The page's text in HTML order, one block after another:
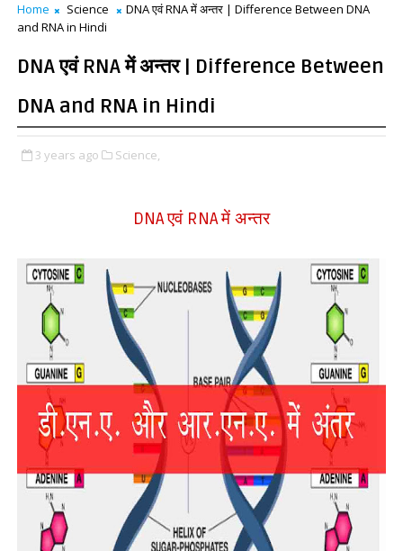
Home Science
DNA एवं RNA में अन्तर | Difference Between DNA
and RNA in Hindi
DNA एवं RNA में अन्तर | Difference Between
DNA and RNA in Hindi
3 years ago Science,
DNAएवं RNAमें अन्तर